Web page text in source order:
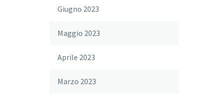
Giugno 2023
Maggio 2023
Aprile 2023
Marzo 2023